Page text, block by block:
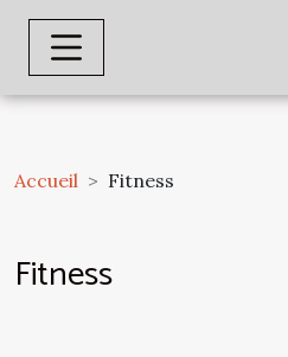
Accueil Fitness
Fitness